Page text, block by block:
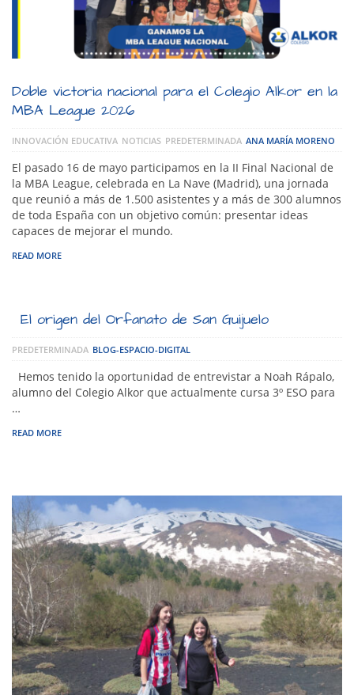
Doble victoria nacional para el Colegio Alkor en la
MBA League 2026
INNOVACIÓN EDUCATIVA NOTICIAS PREDETERMINADA ANA MARÍA MORENO
El pasado 16 de mayo participamos en la II Final Nacional de
la MBA League, celebrada en La Nave (Madrid), una jornada
que reunió a más de 1.500 asistentes y a más de 300 alumnos
de toda España con un objetivo común: presentar ideas
capaces de mejorar el mundo.
READ MORE
El origen del Orfanato de San Guijuelo
PREDETERMINADA BLOG-ESPACIO-DIGITAL
Hemos tenido la oportunidad de entrevistar a Noah Rápalo,
alumno del Colegio Alkor que actualmente cursa 3º ESO para
…
READ MORE